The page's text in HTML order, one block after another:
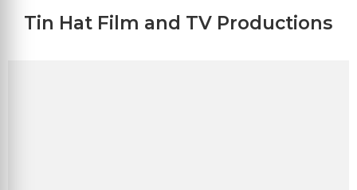
Tin Hat Film and TV Productions